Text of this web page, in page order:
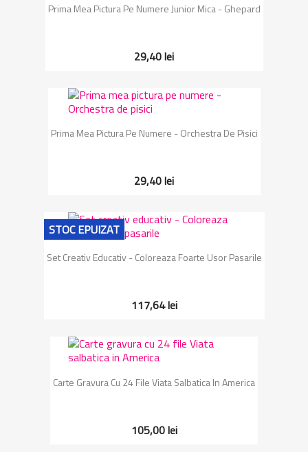
Prima Mea Pictura Pe Numere Junior Mica - Ghepard
29,40 lei
Prima Mea Pictura Pe Numere - Orchestra De Pisici
29,40 lei
Set Creativ Educativ - Coloreaza Foarte Usor Pasarile
117,64 lei
STOC EPUIZAT
Carte Gravura Cu 24 File Viata Salbatica In America
105,00 lei